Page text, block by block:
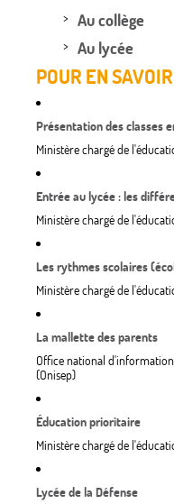
Au collège
Au lycée
POUR EN
Présentation des classes
Ministère chargé de
Entrée au lycée : les
Ministère chargé de
Les rythmes scolaires
Ministère chargé de
La mallette des parents
Office national
(Onisep)
Éducation prioritaire
Ministère chargé de
Lycée de la Défense